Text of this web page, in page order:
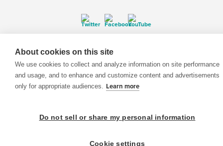
BrainPOP Maestros is proudly powered byWordPress. Built by
About cookies on this site
We use cookies to collect and analyze information on site performance
and usage, and to enhance and customize content and advertisements
only for appropriate audiences. Learn more
Do not sell or share my personal information
Cookie settings